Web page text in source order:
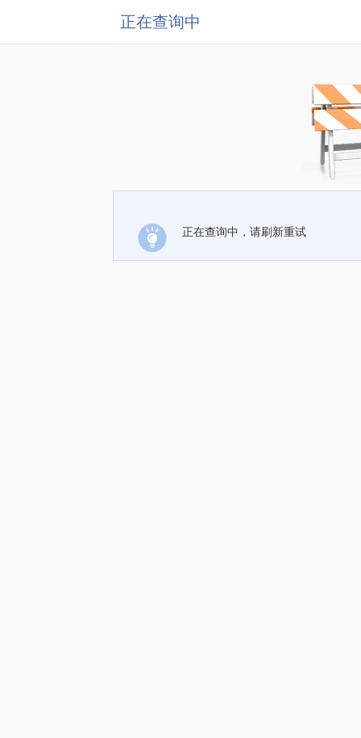
正在查询中
正在查询中，请刷新重试